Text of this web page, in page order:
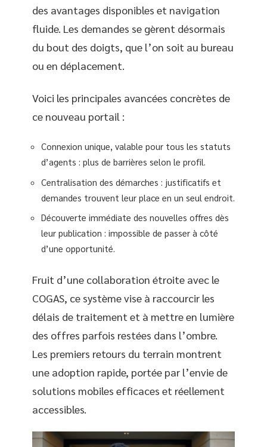
des avantages disponibles et navigation
fluide. Les demandes se gèrent désormais
du bout des doigts, que l’on soit au bureau
ou en déplacement.
Voici les principales avancées concrètes de
ce nouveau portail :
Connexion unique, valable pour tous les statuts
d’agents : plus de barrières selon le profil.
Centralisation des démarches : justificatifs et
demandes trouvent leur place en un seul endroit.
Découverte immédiate des nouvelles offres dès
leur publication : impossible de passer à côté
d’une opportunité.
Fruit d’une collaboration étroite avec le
COGAS, ce système vise à raccourcir les
délais de traitement et à mettre en lumière
des offres parfois restées dans l’ombre.
Les premiers retours du terrain montrent
une adoption rapide, portée par l’envie de
solutions mobiles efficaces et réellement
accessibles.